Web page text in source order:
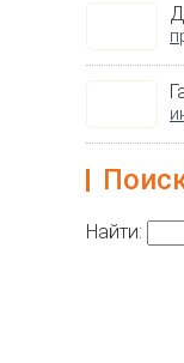
Найти: